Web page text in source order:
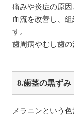
痛みや炎症の原
血流を改善し、
す。
歯周病やむし歯の
8.歯茎の黒ずみ
メラニンという色